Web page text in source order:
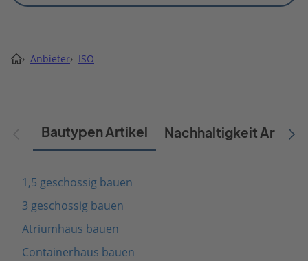
› Anbieter› ISO
Bautypen Artikel Nachhaltigkeit Artikel
1,5 geschossig bauen
3 geschossig bauen
Atriumhaus bauen
Containerhaus bauen